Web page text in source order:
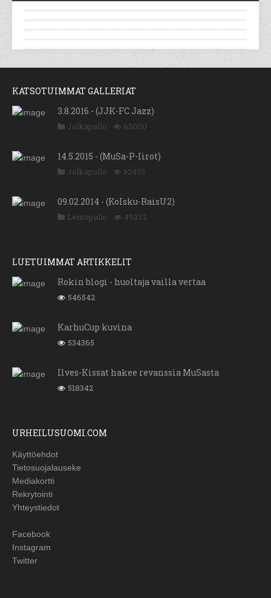
KATSOTUIMMAT GALLERIAT
3.8.2016 - (JJK-FC Jazz)
Jalkapallo 65000
14.5.2015 - (MuSa-P-Iirot)
Jalkapallo 52433
09.02.2014 - (KoIsku-RaisU2)
Lentopallo 49272
LUETUIMMAT ARTIKKELIT
Rokin blogi - huoltaja vailla vertaa
546542
KarhuCup kuvina
534365
Ilves-Kissat hakee revanssia MuSasta
518342
URHEILUSUOMI.COM
Käyttöehdot
Tietosuojalauseke
Mediakortti
Rekrytointi
Yhteystiedot
Facebook
Instagram
Twitter